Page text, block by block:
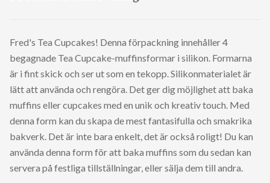
Fred's Tea Cupcakes! Denna förpackning innehåller 4
begagnade Tea Cupcake-muffinsformar i silikon. Formarna
är i fint skick och ser ut som en tekopp. Silikonmaterialet är
lätt att använda och rengöra. Det ger dig möjlighet att baka
muffins eller cupcakes med en unik och kreativ touch. Med
denna form kan du skapa de mest fantasifulla och smakrika
bakverk. Det är inte bara enkelt, det är också roligt! Du kan
använda denna form för att baka muffins som du sedan kan
servera på festliga tillställningar, eller sälja dem till andra.